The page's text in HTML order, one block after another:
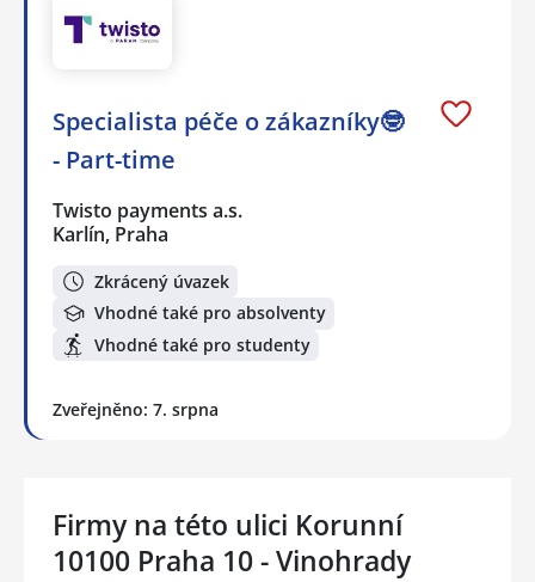
Specialista péče o zákazníky🤓
- Part-time
Twisto payments a.s.
Karlín, Praha
Zkrácený úvazek
Vhodné také pro absolventy
Vhodné také pro studenty
Zveřejněno: 7. srpna
Firmy na této ulici Korunní
10100 Praha 10 - Vinohrady